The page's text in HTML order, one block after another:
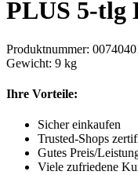
PLUS 5-tlg
Produktnummer:
Gewicht: 9 kg
Ihre Vorteile:
Sicher einkaufen
Trusted-Shops
Gutes Preis/
Viele zufriedene